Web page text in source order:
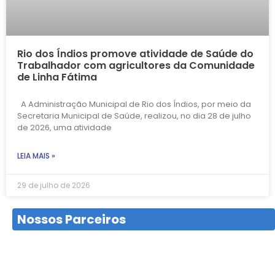
Rio dos Índios promove atividade de Saúde do
Trabalhador com agricultores da Comunidade
de Linha Fátima
A Administração Municipal de Rio dos Índios, por meio da
Secretaria Municipal de Saúde, realizou, no dia 28 de julho
de 2026, uma atividade
LEIA MAIS »
29 de julho de 2026
Nossos Parceiros